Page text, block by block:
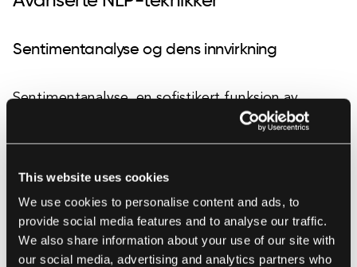
This website uses cookies
We use cookies to personalise content and ads, to
provide social media features and to analyse our traffic.
We also share information about your use of our site with
our social media, advertising and analytics partners who
Sentimentanalyse og dens innvirkning
Sentimentanalyse, en sofistikert funksjon av
Natural Language Processing, vurderer den
emosjonelle tonen bak ord i tekster som
meninger som positive, negative eller nøytrale, og
gir verdifulle innsikter i offentlig oppfatning og
forbrukerholdninger. For bedrifter er